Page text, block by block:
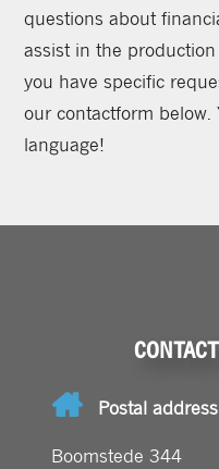
questions about
assist in the
you have specific
our contactform below.
language!
Postal address
Boomstede 344